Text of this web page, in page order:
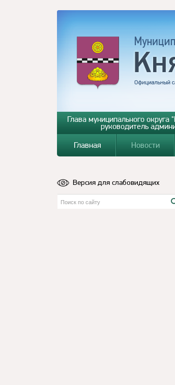
Глава муниципального округа
руководитель
Главная Новости
Версия для слабовидящих